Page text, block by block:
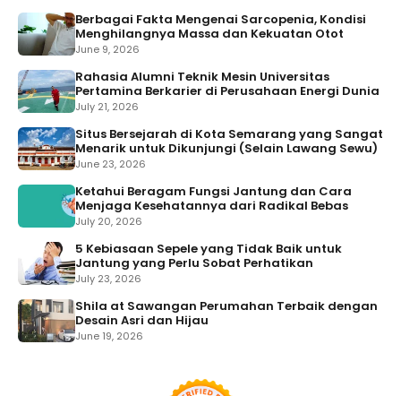
Berbagai Fakta Mengenai Sarcopenia, Kondisi
Menghilangnya Massa dan Kekuatan Otot
June 9, 2026
Rahasia Alumni Teknik Mesin Universitas
Pertamina Berkarier di Perusahaan Energi Dunia
July 21, 2026
Situs Bersejarah di Kota Semarang yang Sangat
Menarik untuk Dikunjungi (Selain Lawang Sewu)
June 23, 2026
Ketahui Beragam Fungsi Jantung dan Cara
Menjaga Kesehatannya dari Radikal Bebas
July 20, 2026
5 Kebiasaan Sepele yang Tidak Baik untuk
Jantung yang Perlu Sobat Perhatikan
July 23, 2026
Shila at Sawangan Perumahan Terbaik dengan
Desain Asri dan Hijau
June 19, 2026